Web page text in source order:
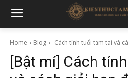
Home Blog Cách tính tuổi tam tai và
[Bật mí] Cách